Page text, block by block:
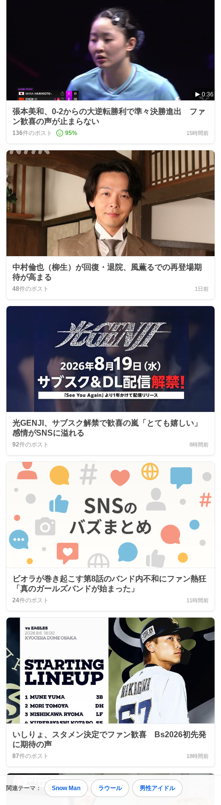
関連テーマ： Snow Man ラウール 男性アイドル
0:36
張本美和、0-2からの大逆転勝利で準々決勝進出 ファ
ン歓喜の声が止まらない
136件のポスト 95% 15時間前
中村倫也（柳生）が回復・退院、風薫るでの再登場期
待が高まる
48件のポスト 1日前
光GENJI、サブスク解禁で歓喜の嵐「とても嬉しい」
感情がSNSに溢れる
92件のポスト 8時間前
ビオラが巻き起こす第8話のバンド内不和にファン熱狂
「真のガールズバンドが始まった」
24件のポスト 11時間前
いしりょ、スタメン決定でファン歓喜 Bs2026初先発
に期待の声
87件のポスト 18時間前